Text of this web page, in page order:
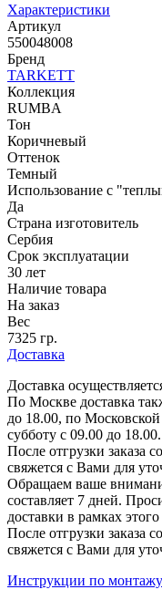
Характеристики
Артикул
550048008
Бренд
TARKETT
Коллекция
RUMBA
Тон
Коричневый
Оттенок
Темный
Использование с
Да
Страна изготовитель
Сербия
Срок эксплуатации
30 лет
Наличие товара
На заказ
Вес
7325 гр.
Доставка
Доставка
По Москве доставка
до 18.00, по
субботу с 09.00 до 18.00.
После отгрузки заказа
свяжется с Вами для
Обращаем ваше
составляет 7 дней.
доставки в рамках
После отгрузки заказа
свяжется с Вами для
Инструкции по монтажу